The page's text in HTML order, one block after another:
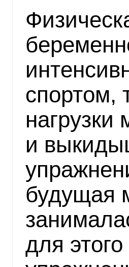
спортом,
нагрузки
и
будущая
для